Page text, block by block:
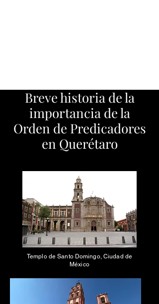
Breve historia de la
importancia de la
Orden de Predicadores
en Querétaro
Templo de Santo Domingo, Ciudad de
México